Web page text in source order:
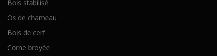
Bois stabilisé
Os de chameau
Bois de cerf
Corne broyée